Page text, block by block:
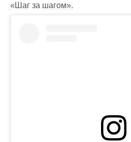
«Шаг за шагом».